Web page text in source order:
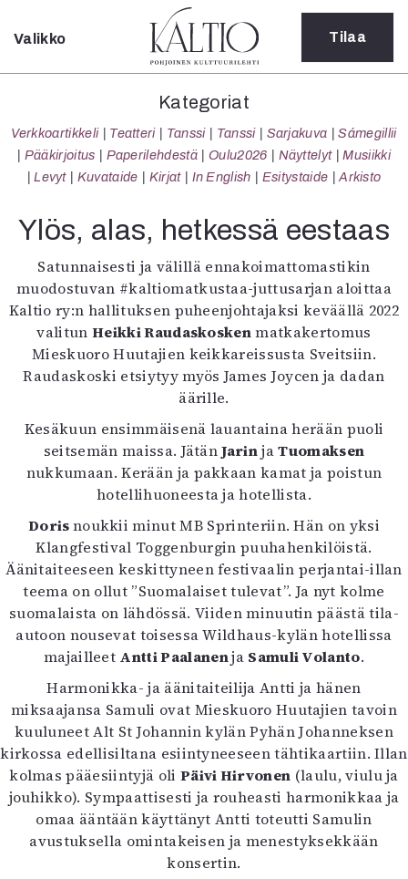
Sulje
Kategoriat
Verkkoartikkeli
Teatteri
Tanssi
Sarjakuva
Sámegillii
Pääkirjoitus
Paperilehdestä
Oulu2026
Näyttelyt
Musiikki
Levyt
Kuvataide
In English
Esitystaide
Arkisto
Lehdet
4/2026
2–3/2026
1/2026
6/2025
5/2025 saame
Lehtiarkisto
Info
Tilaus ja irtonumerot
Yhteistyössä
Toimitus
Mediatiedot
Kaltio ry
Valikko Tilaa
Kategoriat
Verkkoartikkeli Teatteri Tanssi Tanssi Sarjakuva
Sámegillii
Pääkirjoitus
Paperilehdestä Oulu2026 Näyttelyt
Musiikki
Levyt
Kuvataide Kirjat In English Esitystaide Arkisto
Ylös, alas, hetkessä eestaas
Satunnaisesti ja välillä ennakoimattomastikin
muodostuvan #kaltiomatkustaa-juttusarjan aloittaa
Kaltio ry:n hallituksen puheenjohtajaksi keväällä 2022
valitun Heikki Raudaskoskenmatkakertomus
Mieskuoro Huutajien keikkareissusta Sveitsiin.
Raudaskoski etsiytyy myös James Joycen ja dadan
äärille.
Kesäkuun ensimmäisenä lauantaina herään puoli
seitsemän maissa. JätänJarinjaTuomaksen
nukkumaan. Kerään ja pakkaan kamat ja poistun
hotellihuoneesta ja hotellista.
Dorisnoukkii minut MB Sprinteriin. Hän on yksi
Klangfestival Toggenburgin puuhahenkilöistä.
Äänitaiteeseen keskittyneen festivaalin perjantai-illan
teema on ollut ”Suomalaiset tulevat”. Ja nyt kolme
suomalaista on lähdössä. Viiden minuutin päästä tila-
autoon nousevat toisessa Wildhaus-kylän hotellissa
majailleet Antti Paalanenja Samuli Volanto.
Harmonikka- ja äänitaiteilija Antti ja hänen
miksaajansa Samuli ovat Mieskuoro Huutajien tavoin
kuuluneet Alt St Johannin kylän Pyhän Johanneksen
kirkossa edellisiltana esiintyneeseen tähtikaartiin. Illan
kolmas pääesiintyjä oli Päivi Hirvonen (laulu, viulu ja
jouhikko). Sympaattisesti ja rouheasti harmonikkaa ja
omaa ääntään käyttänyt Antti toteutti Samulin
avustuksella omintakeisen ja menestyksekkään
konsertin.